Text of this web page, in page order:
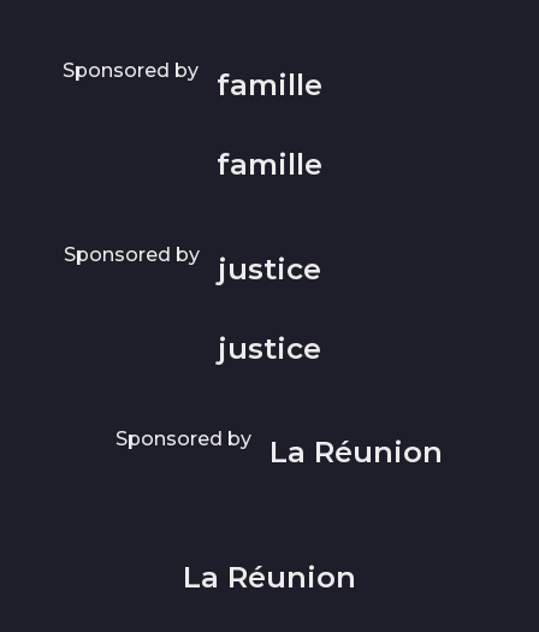
Sponsored by famille
famille
Sponsored by justice
justice
Sponsored by La Réunion
La Réunion